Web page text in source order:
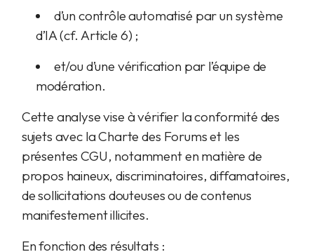
d’un contrôle automatisé par un système
d’IA (cf. Article 6) ;
et/ou d’une vérification par l’équipe de
modération.
Cette analyse vise à vérifier la conformité des
sujets avec la Charte des Forums et les
présentes CGU, notamment en matière de
propos haineux, discriminatoires, diffamatoires,
de sollicitations douteuses ou de contenus
manifestement illicites.
En fonction des résultats :